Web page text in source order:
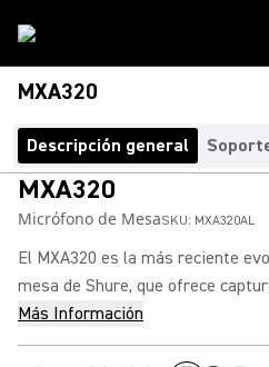
MXA320
Descripción general
MXA320
Micrófono de MesaSKU: MXA320AL
El MXA320 es la más reciente
mesa de Shure, que ofrece
Más Información